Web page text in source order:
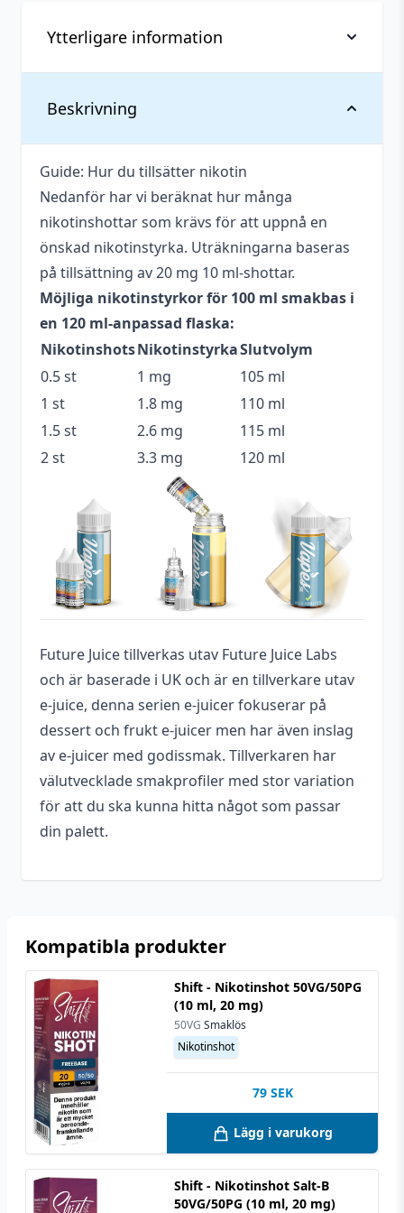
mängd
Beskrivning
Guide: Hur du tillsätter nikotin
Nedanför har vi beräknat hur många
nikotinshottar som krävs för att uppnå en
önskad nikotinstyrka. Uträkningarna baseras
på tillsättning av 20 mg 10 ml-shottar.
Möjliga nikotinstyrkor för 100 ml smakbas i
en 120 ml-anpassad flaska:
NikotinshotsNikotinstyrkaSlutvolym
0.5 st
1 mg
105 ml
1 st
1.8 mg
110 ml
1.5 st
2.6 mg
115 ml
2 st
3.3 mg 120 ml
Future Juice tillverkas utav Future Juice Labs
och är baserade i UK och är en tillverkare utav
e-juice, denna serien e-juicer fokuserar på
dessert och frukt e-juicer men har även inslag
av e-juicer med godissmak. Tillverkaren har
välutvecklade smakprofiler med stor variation
för att du ska kunna hitta något som passar
din palett.
Ytterligare information
Vikt
Anpassad för
nikotinstyrka
Antal ml
100 ml
Beskrivande
Bärig ,Godis
Syrlig
Blandning
65VG / 35PG
Flaskstorlek
120 ml
Innehåller
cooling
Nej
Serie Future Juice
Smakprofil
Blåbär
Hallon
Godiskaramell
Tillverkare
Future Juice Labs
Shortfill
Utrymme för
nikotinshots
20 ml (2 st)
Kompatibla produkter
Shift - Nikotinshot 50VG/50PG
(10 ml, 20 mg)
50VG Smaklös
Nikotinshot
79 SEK
Lägg i varukorg
Shift - Nikotinshot Salt-B
50VG/50PG (10 ml, 20 mg)